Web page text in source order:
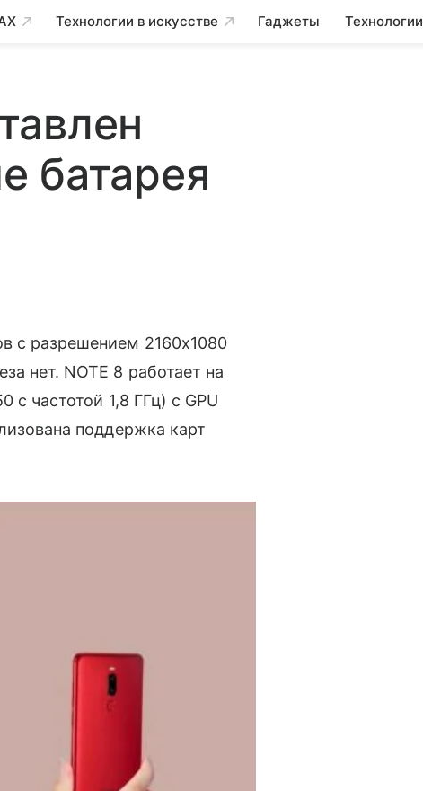
Технологии в искусстве Гаджеты Технологии
батарея
с разрешением 2160x1080
нет. NOTE 8 работает на
частотой 1,8 ГГц) с GPU
поддержка карт